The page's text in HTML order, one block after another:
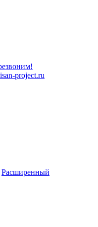
project.ru
Расширенный